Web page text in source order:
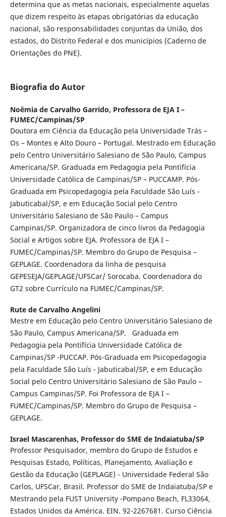
determina que as metas nacionais, especialmente aquelas
que dizem respeito às etapas obrigatórias da educação
nacional, são responsabilidades conjuntas da União, dos
estados, do Distrito Federal e dos municípios (Caderno de
Orientações do PNE).
Biografia do Autor
Noêmia de Carvalho Garrido, Professora de EJA I –
FUMEC/Campinas/SP
Doutora em Ciência da Educação pela Universidade Trás –
Os – Montes e Alto Douro – Portugal. Mestrado em Educação
pelo Centro Universitário Salesiano de São Paulo, Campus
Americana/SP. Graduada em Pedagogia pela Pontifícia
Universidade Católica de Campinas/SP – PUCCAMP. Pós-
Graduada em Psicopedagogia pela Faculdade São Luís -
Jabuticabal/SP, e em Educação Social pelo Centro
Universitário Salesiano de São Paulo – Campus
Campinas/SP. Organizadora de cinco livros da Pedagogia
Social e Artigos sobre EJA. Professora de EJA I –
FUMEC/Campinas/SP. Membro do Grupo de Pesquisa –
GEPLAGE. Coordenadora da linha de pesquisa
GEPESEJA/GEPLAGE/UFSCar/ Sorocaba. Coordenadora do
GT2 sobre Currículo na FUMEC/Campinas/SP.
Rute de Carvalho Angelini
Mestre em Educação pelo Centro Universitário Salesiano de
São Paulo, Campus Americana/SP. Graduada em
Pedagogia pela Pontifícia Universidade Católica de
Campinas/SP -PUCCAP. Pós-Graduada em Psicopedagogia
pela Faculdade São Luís - Jabuticabal/SP, e em Educação
Social pelo Centro Universitário Salesiano de São Paulo –
Campus Campinas/SP. Foi Professora de EJA I –
FUMEC/Campinas/SP. Membro do Grupo de Pesquisa –
GEPLAGE.
Israel Mascarenhas, Professor do SME de Indaiatuba/SP
Professor Pesquisador, membro do Grupo de Estudos e
Pesquisas Estado, Políticas, Planejamento, Avaliação e
Gestão da Educação (GEPLAGE) - Universidade Federal São
Carlos, UFSCar, Brasil. Professor do SME de Indaiatuba/SP e
Mestrando pela FUST University -Pompano Beach, FL33064,
Estados Unidos da América. EIN. 92-2267681. Curso Ciência